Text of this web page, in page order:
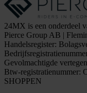
24MX is een onderdeel
Pierce Group AB |
Handelsregister:
Gevolmachtigde
Btw-registratienummer:
SHOPPEN